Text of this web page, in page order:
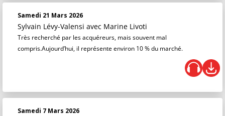
Samedi 21 Mars 2026
Sylvain Lévy-Valensi avec Marine Livoti
Très recherché par les acquéreurs, mais souvent mal
compris.Aujourd’hui, il représente environ 10 % du marché.
Samedi 7 Mars 2026